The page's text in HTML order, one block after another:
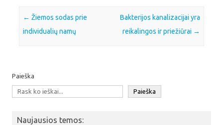
Post navigation
← Žiemos sodas prie
individualių namų
Bakterijos kanalizacijai yra
reikalingos ir priežiūrai →
Paieška
Paieška
Naujausios temos: